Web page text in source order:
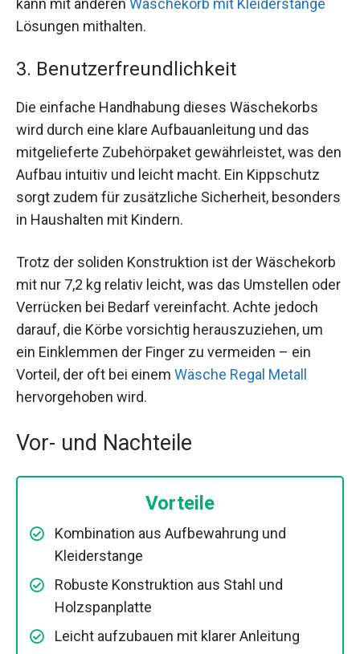
kann mit anderen Wäschekorb mit Kleiderstange
Lösungen mithalten.
3. Benutzerfreundlichkeit
Die einfache Handhabung dieses Wäschekorbs
wird durch eine klare Aufbauanleitung und das
mitgelieferte Zubehörpaket gewährleistet, was den
Aufbau intuitiv und leicht macht. Ein Kippschutz
sorgt zudem für zusätzliche Sicherheit, besonders
in Haushalten mit Kindern.
Trotz der soliden Konstruktion ist der Wäschekorb
mit nur 7,2 kg relativ leicht, was das Umstellen oder
Verrücken bei Bedarf vereinfacht. Achte jedoch
darauf, die Körbe vorsichtig herauszuziehen, um
ein Einklemmen der Finger zu vermeiden – ein
Vorteil, der oft bei einem Wäsche Regal Metall
hervorgehoben wird.
Vor- und Nachteile
Vorteile
Kombination aus Aufbewahrung und
Kleiderstange
Robuste Konstruktion aus Stahl und
Holzspanplatte
Leicht aufzubauen mit klarer Anleitung